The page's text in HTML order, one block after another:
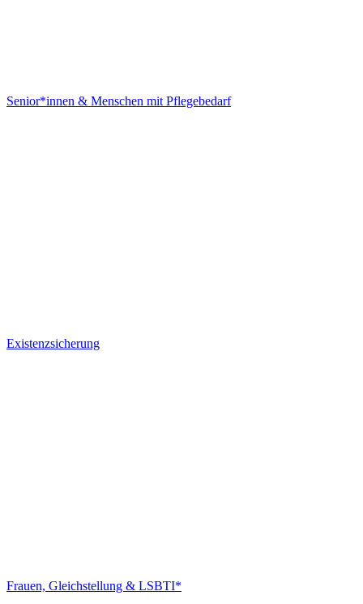
Senior*innen & Menschen mit Pflegebedarf
Existenzsicherung
Frauen, Gleichstellung & LSBTI*